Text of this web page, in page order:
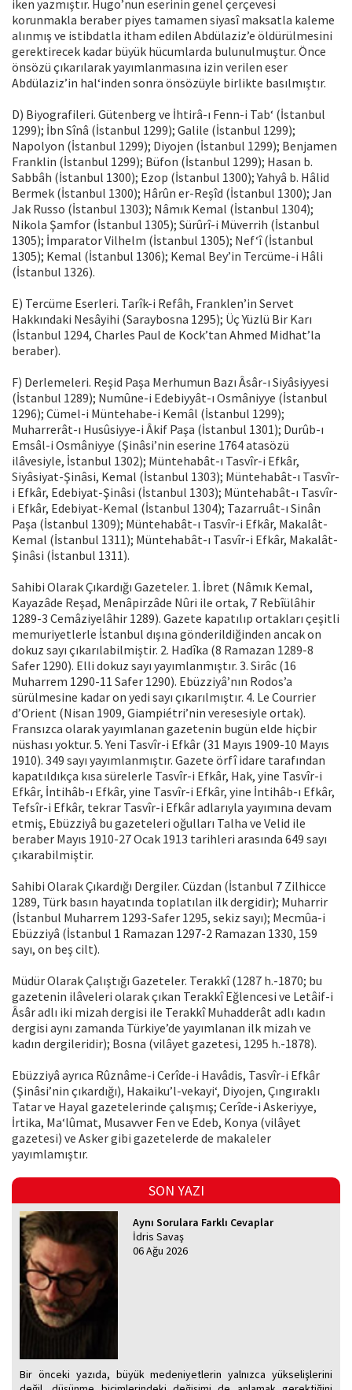
iken yazmıştır. Hugo’nun eserinin genel çerçevesi
korunmakla beraber piyes tamamen siyasî maksatla kaleme
alınmış ve istibdatla itham edilen Abdülaziz’e öldürülmesini
gerektirecek kadar büyük hücumlarda bulunulmuştur. Önce
önsözü çıkarılarak yayımlanmasına izin verilen eser
Abdülaziz’in hal‘inden sonra önsözüyle birlikte basılmıştır.
D) Biyografileri. Gütenberg ve İhtirâ-ı Fenn-i Tab‘ (İstanbul
1299); İbn Sînâ (İstanbul 1299); Galile (İstanbul 1299);
Napolyon (İstanbul 1299); Diyojen (İstanbul 1299); Benjamen
Franklin (İstanbul 1299); Büfon (İstanbul 1299); Hasan b.
Sabbâh (İstanbul 1300); Ezop (İstanbul 1300); Yahyâ b. Hâlid
Bermek (İstanbul 1300); Hârûn er-Reşîd (İstanbul 1300); Jan
Jak Russo (İstanbul 1303); Nâmık Kemal (İstanbul 1304);
Nikola Şamfor (İstanbul 1305); Sürûrî-i Müverrih (İstanbul
1305); İmparator Vilhelm (İstanbul 1305); Nef‘î (İstanbul
1305); Kemal (İstanbul 1306); Kemal Bey’in Tercüme-i Hâli
(İstanbul 1326).
E) Tercüme Eserleri. Tarîk-i Refâh, Franklen’in Servet
Hakkındaki Nesâyihi (Saraybosna 1295); Üç Yüzlü Bir Karı
(İstanbul 1294, Charles Paul de Kock’tan Ahmed Midhat’la
beraber).
F) Derlemeleri. Reşid Paşa Merhumun Bazı Âsâr-ı Siyâsiyyesi
(İstanbul 1289); Numûne-i Edebiyyât-ı Osmâniyye (İstanbul
1296); Cümel-i Müntehabe-i Kemâl (İstanbul 1299);
Muharrerât-ı Husûsiyye-i Âkif Paşa (İstanbul 1301); Durûb-ı
Emsâl-i Osmâniyye (Şinâsi’nin eserine 1764 atasözü
ilâvesiyle, İstanbul 1302); Müntehabât-ı Tasvîr-i Efkâr,
Siyâsiyat-Şinâsi, Kemal (İstanbul 1303); Müntehabât-ı Tasvîr-
i Efkâr, Edebiyat-Şinâsi (İstanbul 1303); Müntehabât-ı Tasvîr-
i Efkâr, Edebiyat-Kemal (İstanbul 1304); Tazarruât-ı Sinân
Paşa (İstanbul 1309); Müntehabât-ı Tasvîr-i Efkâr, Makalât-
Kemal (İstanbul 1311); Müntehabât-ı Tasvîr-i Efkâr, Makalât-
Şinâsi (İstanbul 1311).
Sahibi Olarak Çıkardığı Gazeteler. 1. İbret (Nâmık Kemal,
Kayazâde Reşad, Menâpirzâde Nûri ile ortak, 7 Rebîülâhir
1289-3 Cemâziyelâhir 1289). Gazete kapatılıp ortakları çeşitli
memuriyetlerle İstanbul dışına gönderildiğinden ancak on
dokuz sayı çıkarılabilmiştir. 2. Hadîka (8 Ramazan 1289-8
Safer 1290). Elli dokuz sayı yayımlanmıştır. 3. Sirâc (16
Muharrem 1290-11 Safer 1290). Ebüzziyâ’nın Rodos’a
sürülmesine kadar on yedi sayı çıkarılmıştır. 4. Le Courrier
d’Orient (Nisan 1909, Giampiétri’nin veresesiyle ortak).
Fransızca olarak yayımlanan gazetenin bugün elde hiçbir
nüshası yoktur. 5. Yeni Tasvîr-i Efkâr (31 Mayıs 1909-10 Mayıs
1910). 349 sayı yayımlanmıştır. Gazete örfî idare tarafından
kapatıldıkça kısa sürelerle Tasvîr-i Efkâr, Hak, yine Tasvîr-i
Efkâr, İntihâb-ı Efkâr, yine Tasvîr-i Efkâr, yine İntihâb-ı Efkâr,
Tefsîr-i Efkâr, tekrar Tasvîr-i Efkâr adlarıyla yayımına devam
etmiş, Ebüzziyâ bu gazeteleri oğulları Talha ve Velid ile
beraber Mayıs 1910-27 Ocak 1913 tarihleri arasında 649 sayı
çıkarabilmiştir.
Sahibi Olarak Çıkardığı Dergiler. Cüzdan (İstanbul 7 Zilhicce
1289, Türk basın hayatında toplatılan ilk dergidir); Muharrir
(İstanbul Muharrem 1293-Safer 1295, sekiz sayı); Mecmûa-i
Ebüzziyâ (İstanbul 1 Ramazan 1297-2 Ramazan 1330, 159
sayı, on beş cilt).
Müdür Olarak Çalıştığı Gazeteler. Terakkî (1287 h.-1870; bu
gazetenin ilâveleri olarak çıkan Terakkî Eğlencesi ve Letâif-i
Âsâr adlı iki mizah dergisi ile Terakkî Muhadderât adlı kadın
dergisi aynı zamanda Türkiye’de yayımlanan ilk mizah ve
kadın dergileridir); Bosna (vilâyet gazetesi, 1295 h.-1878).
Ebüzziyâ ayrıca Rûznâme-i Cerîde-i Havâdis, Tasvîr-i Efkâr
(Şinâsi’nin çıkardığı), Hakaiku’l-vekayi‘, Diyojen, Çıngıraklı
Tatar ve Hayal gazetelerinde çalışmış; Cerîde-i Askeriyye,
İrtika, Ma‘lûmat, Musavver Fen ve Edeb, Konya (vilâyet
gazetesi) ve Asker gibi gazetelerde de makaleler
yayımlamıştır.
SON YAZI
Aynı Sorulara Farklı Cevaplar
İdris Savaş
06 Ağu 2026
Bir önceki yazıda, büyük medeniyetlerin yalnızca yükselişlerini